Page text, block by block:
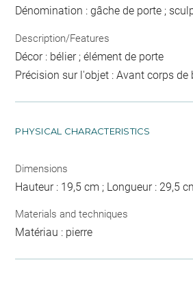
Dénomination : gâche de porte ;
Description/Features
Décor : bélier ; élément de porte
Précision sur l'objet : Avant corps de
PHYSICAL CHARACTERISTICS
Dimensions
Hauteur : 19,5 cm ; Longueur : 29,5
Materials and techniques
Matériau : pierre